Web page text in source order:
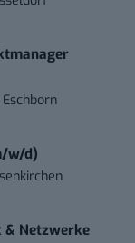
Eschborn
w/d)
& Netzwerke